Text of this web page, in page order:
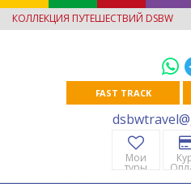
КОЛЛЕКЦИЯ ПУТЕШЕСТВИЙ DSBW
FAST TRACK
Мои
туры